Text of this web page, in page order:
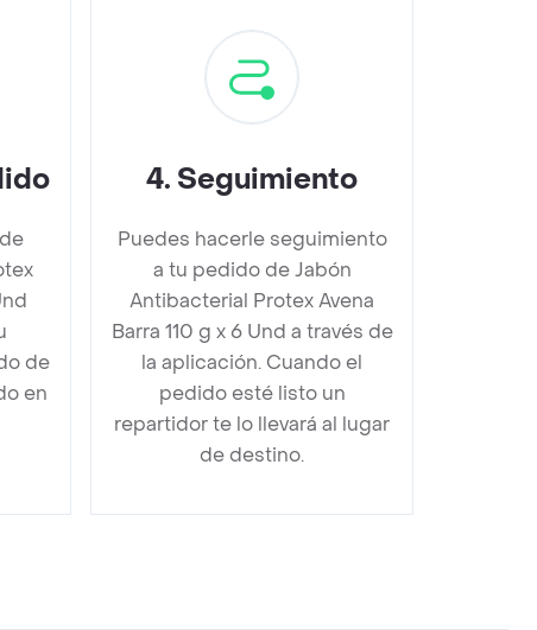
de
en
4. Seguimiento
Puedes hacerle seguimiento
a tu pedido de Jabón
Antibacterial Protex Avena
Barra 110 g x 6 Und a través de
la aplicación. Cuando el
pedido esté listo un
repartidor te lo llevará al lugar
de destino.